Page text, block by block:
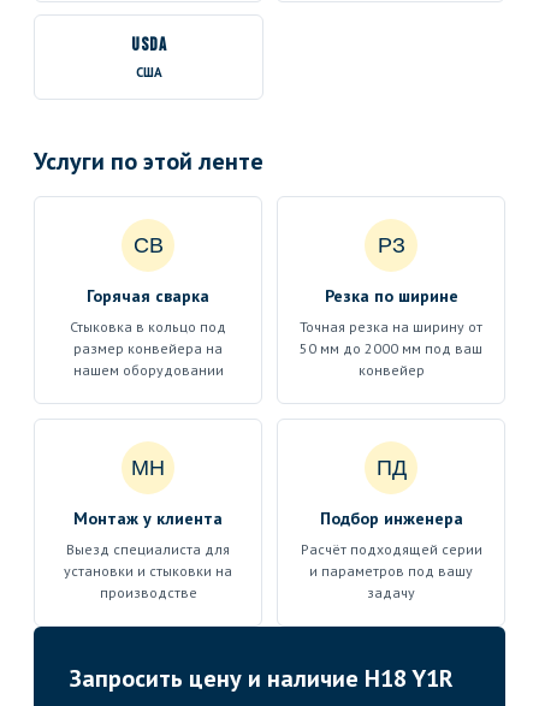
USDA
США
Услуги по этой ленте
СВ
Горячая сварка
Стыковка в кольцо под
размер конвейера на
нашем оборудовании
РЗ
Резка по ширине
Точная резка на ширину от
50 мм до 2000 мм под ваш
конвейер
МН
Монтаж у клиента
Выезд специалиста для
установки и стыковки на
производстве
ПД
Подбор инженера
Расчёт подходящей серии
и параметров под вашу
задачу
Запросить цену и наличие H18 Y1R